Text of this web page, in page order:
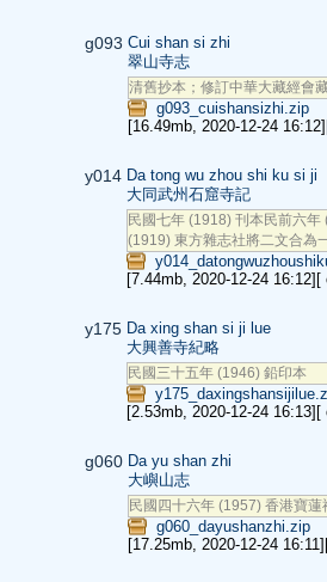
g093 Cui shan si zhi
翠山寺志
清舊抄本；修訂中華大藏經會
g093_cuishansizhi.zip
[16.49mb, 2020-12-24 16:12]
y014 Da tong wu zhou shi ku si ji
大同武州石窟寺記
民國七年 (1918) 刊本民前六
(1919) 東方雜志社將二文合為
[7.44mb, 2020-12-24 16:12] [
y175 Da xing shan si ji lue
大興善寺紀略
民國三十五年 (1946) 鉛印本
[2.53mb, 2020-12-24 16:13] [
g060 Da yu shan zhi
大嶼山志
民國四十六年 (1957) 香港寶蓮
g060_dayushanzhi.zip
[17.25mb, 2020-12-24 16:11]